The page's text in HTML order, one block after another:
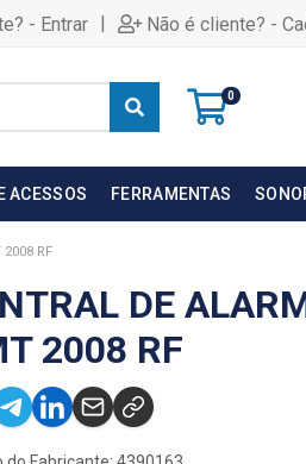
- Entrar | Não é cliente? -
0
ACESSOS FERRAMENTAS
2008 RF
DE
2008 RF